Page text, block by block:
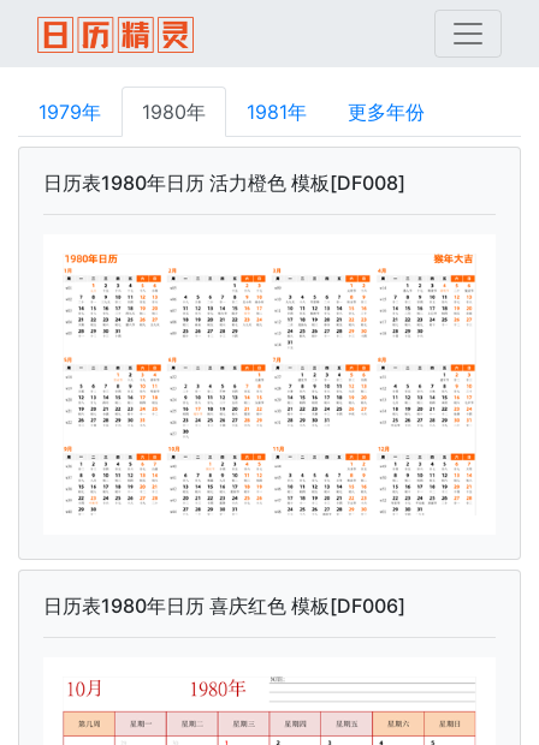
1979年 1980年 1981年 更多年份
日历表1980年日历 活力橙色 模板[DF008]
日历表1980年日历 喜庆红色 模板[DF006]